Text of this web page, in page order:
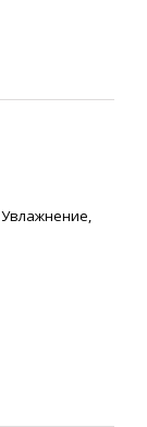
Увлажнение,